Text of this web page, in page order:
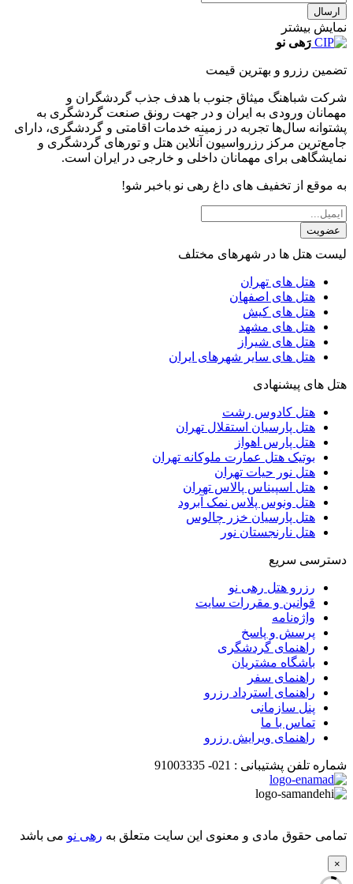
ارسال
نمایش بیشتر
رَهی نو
تضمین رزرو و بهترین قیمت
شرکت شباهنگ میثاق جنوب با هدف جذب گردشگران و
مهمانان ورودی به ایران و در جهت رونق صنعت گردشگری به
پشتوانه سال‌ها تجربه در زمینه خدمات اقامتی و گردشگری، دارای
جامع‌ترین مرکز رزرواسیون آنلاین هتل و تورهای گردشگری و
نمایشگاهی برای مهمانان داخلی و خارجی در ایران است.
به موقع از تخفیف های داغ رهی نو باخبر شو!
عضویت
لیست هتل ها در شهرهای مختلف
هتل های تهران
هتل های اصفهان
هتل های کیش
هتل های مشهد
هتل های شیراز
هتل های سایر شهرهای ایران
هتل های پیشنهادی
هتل کادوس رشت
هتل پارسیان استقلال تهران
هتل پارس اهواز
بوتیک هتل عمارت ملوکانه تهران
هتل نور حیات تهران
هتل اسپیناس پالاس تهران
هتل ونوس پلاس نمک آبرود
هتل پارسیان خزر چالوس
هتل نارنجستان نور
دسترسی سریع
رزرو هتل رهی نو
قوانین و مقررات سایت
واژه‌نامه
پرسش و پاسخ
راهنمای گردشگری
باشگاه مشتریان
راهنمای سفر
راهنمای استرداد رزرو
پنل سازمانی
تماس با ما
راهنمای ویرایش رزرو
شماره تلفن پشتیبانی : 021-
91003335
تمامی حقوق مادی و معنوی این سایت متعلق به رهی نو می باشد
×